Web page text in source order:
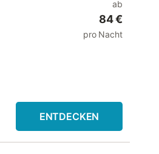
ab
84 €
pro Nacht
ENTDECKEN